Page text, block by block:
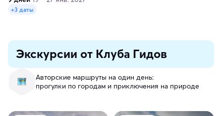
+3 даты
Экскурсии от Клуба Гидов
Авторские маршруты на один день:
прогулки по городам и приключения на природе